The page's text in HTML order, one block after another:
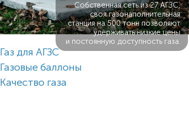
Собственная сеть из 27 АГЗС,
своя газонаполнительная
станция на 500 тонн позволяют
удерживать низкие цены
и постоянную доступность газа.
Газ для АГЗС
Газовые баллоны
Качество газа